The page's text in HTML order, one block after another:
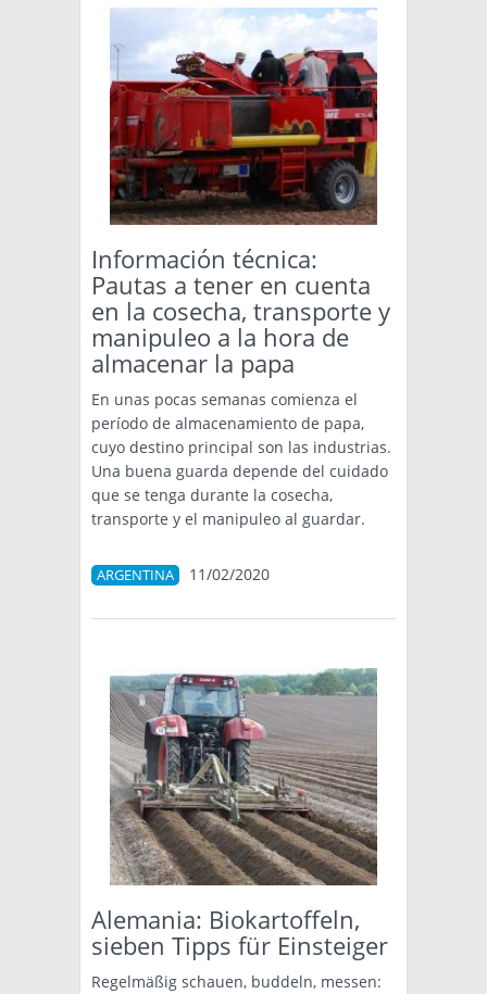
Información técnica:
Pautas a tener en cuenta
en la cosecha, transporte y
manipuleo a la hora de
almacenar la papa
En unas pocas semanas comienza el
período de almacenamiento de papa,
cuyo destino principal son las industrias.
Una buena guarda depende del cuidado
que se tenga durante la cosecha,
transporte y el manipuleo al guardar.
ARGENTINA 11/02/2020
Alemania: Biokartoffeln,
sieben Tipps für Einsteiger
Regelmäßig schauen, buddeln, messen: